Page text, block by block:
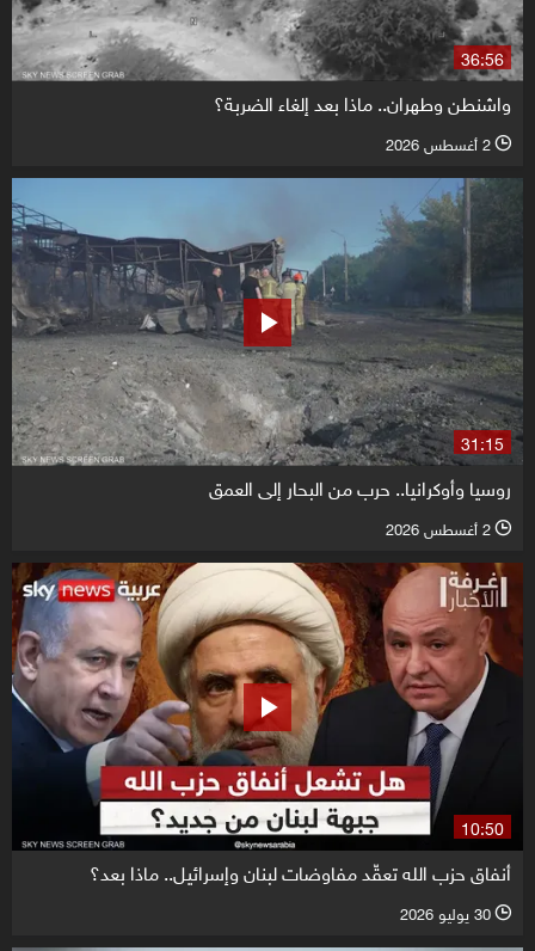
36:56
واشنطن وطهران.. ماذا بعد إلغاء الضربة؟
l 2 أغسطس 2026
31:15
روسيا وأوكرانيا.. حرب من البحار إلى العمق
l 2 أغسطس 2026
10:50
أنفاق حزب الله تعقّد مفاوضات لبنان وإسرائيل.. ماذا بعد؟
l 30 يوليو 2026